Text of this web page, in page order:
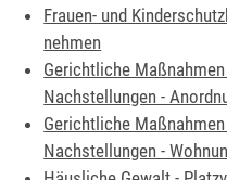
Frauen- und
nehmen
Gerichtliche
Nachstellungen -
Gerichtliche
Nachstellungen -